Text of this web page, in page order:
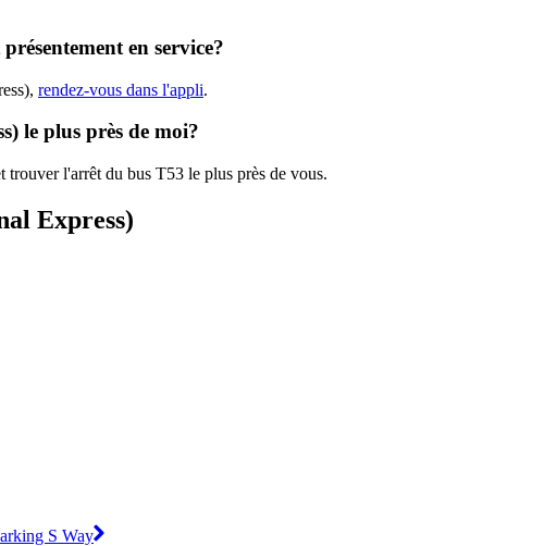
en service?
rendez-vous dans l'appli.
le plus près de moi?
trouver l'arrêt du bus T53 le plus près de vous.
Express)
S Way